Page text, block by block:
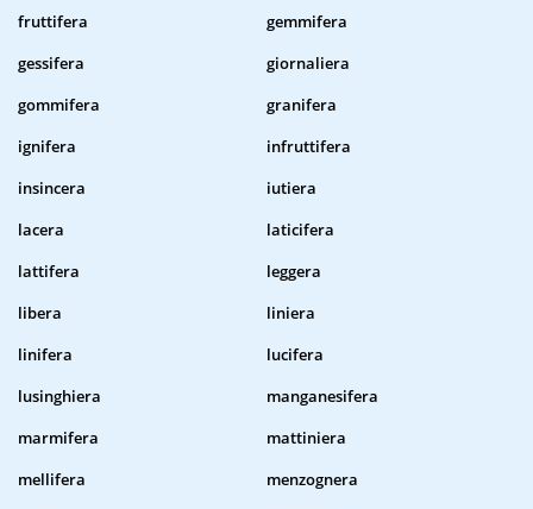
fruttifera
gemmifera
gessifera
giornaliera
gommifera
granifera
ignifera
infruttifera
insincera
iutiera
lacera
laticifera
lattifera
leggera
libera
liniera
linifera
lucifera
lusinghiera
manganesifera
marmifera
mattiniera
mellifera
menzognera